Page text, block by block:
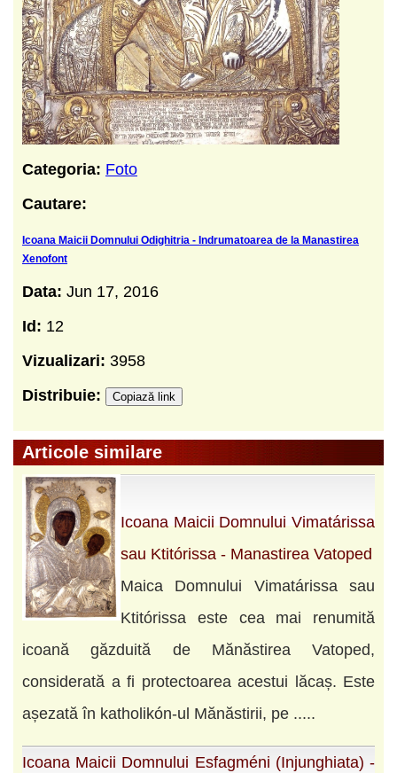
Categoria: Foto
Cautare:
Icoana Maicii Domnului Odighitria - Indrumatoarea de la Manastirea
Xenofont
Data: Jun 17, 2016
Id: 12
Vizualizari: 3958
Distribuie:
Copiază link
Articole similare
Icoana Maicii Domnului Vimatárissa
sau Ktitórissa - Manastirea Vatoped
Maica Domnului Vimatárissa sau
Ktitórissa este cea mai renumită
icoană găzduită de Mănăstirea Vatoped,
considerată a fi protectoarea acestui lăcaș. Este
așezată în katholikón-ul Mănăstirii, pe .....
Icoana Maicii Domnului Esfagméni (Injunghiata) -